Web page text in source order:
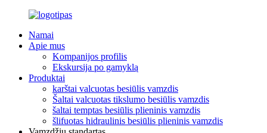
Namai
Apie mus
Kompanijos profilis
Ekskursija po gamyklą
Produktai
karštai valcuotas besiūlis vamzdis
Šaltai valcuotas tikslumo besiūlis vamzdis
šaltai temptas besiūlis plieninis vamzdis
šlifuotas hidraulinis besiūlis plieninis vamzdis